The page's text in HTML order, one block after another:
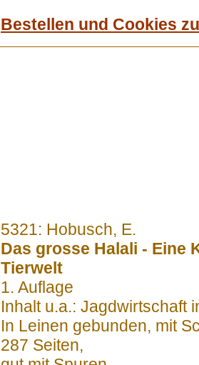
Bestellen und Cookies
5321: Hobusch, E.
Das grosse Halali - Eine
Tierwelt
1. Auflage
Inhalt u.a.: Jagdwirtschaft
In Leinen gebunden, mit
287 Seiten,